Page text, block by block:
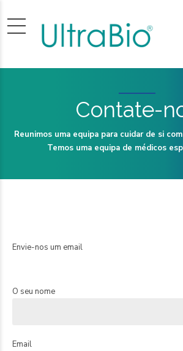
Contate-
Reunimos uma equipa para cuidar de si
Temos uma equipa de médicos
Envie-nos um email
O seu nome
Email